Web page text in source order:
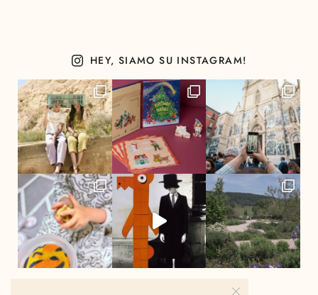
HEY, SIAMO SU INSTAGRAM!